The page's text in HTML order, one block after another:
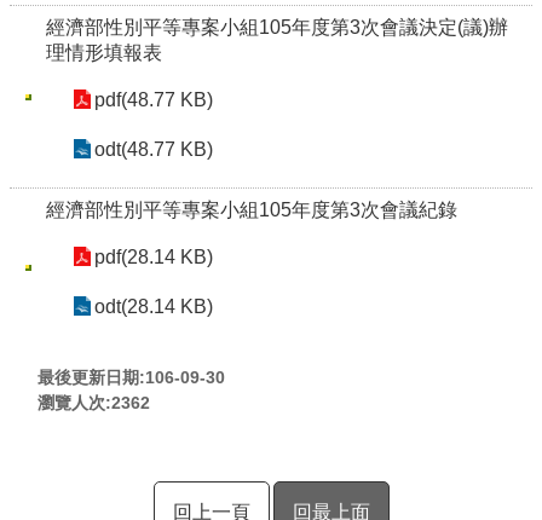
經濟部性別平等專案小組105年度第3次會議決定(議)辦
理情形填報表
pdf(48.77 KB)
odt(48.77 KB)
經濟部性別平等專案小組105年度第3次會議紀錄
pdf(28.14 KB)
odt(28.14 KB)
最後更新日期:106-09-30
瀏覽人次:2362
回上一頁 回最上面